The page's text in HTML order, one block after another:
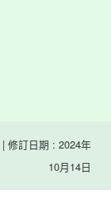
| 修訂日期 : 2024年
10月14日